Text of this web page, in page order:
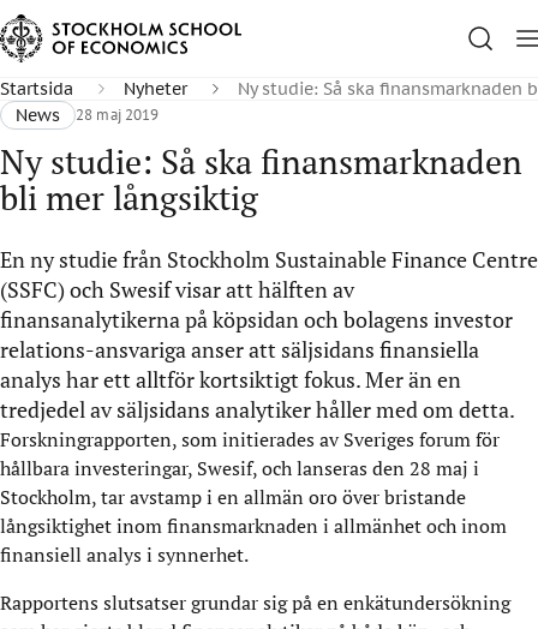
Startsida Nyheter
Ny studie: Så ska finansmarknaden
News
28 maj 2019
Ny studie: Så ska finansmarknaden
bli mer långsiktig
En ny studie från Stockholm Sustainable Finance Centre
(SSFC) och Swesif visar att hälften av
finansanalytikerna på köpsidan och bolagens investor
relations-ansvariga anser att säljsidans finansiella
analys har ett alltför kortsiktigt fokus. Mer än en
tredjedel av säljsidans analytiker håller med om detta.
Forskningrapporten, som initierades av Sveriges forum för
hållbara investeringar, Swesif, och lanseras den 28 maj i
Stockholm, tar avstamp i en allmän oro över bristande
långsiktighet inom finansmarknaden i allmänhet och inom
finansiell analys i synnerhet.
Rapportens slutsatser grundar sig på en enkätundersökning